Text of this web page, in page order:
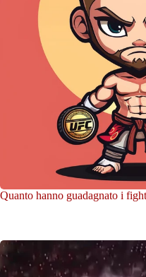
Quanto hanno guadagnato i